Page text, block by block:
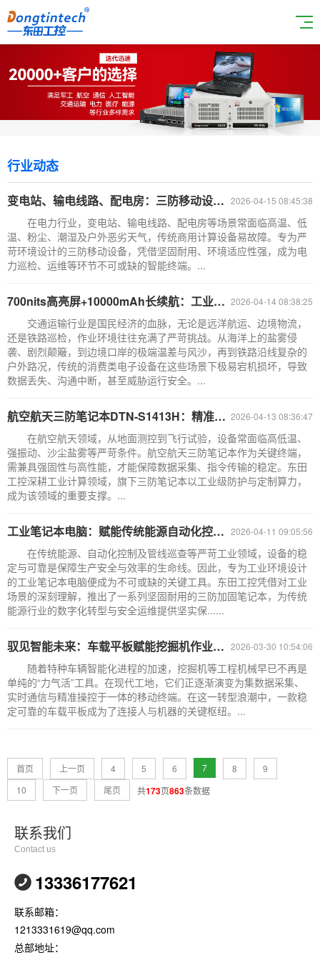
行业动态
2026-04-15 08:45:38
变电站、输电线路、配电房：三防移动设备在电力场景的三大典型应用方案
在电力行业，变电站、输电线路、配电房等场景常面临高温、低
温、粉尘、潮湿及户外恶劣天气，传统商用计算设备易故障。专为严
苛环境设计的三防移动设备，凭借坚固耐用、环境适应性强，成为电
力巡检、运维等环节不可或缺的智能终端。...
2026-04-14 08:38:25
700nits高亮屏+10000mAh长续航：工业三防平板赋能交通运输
交通运输行业是国民经济的血脉，无论是远洋航运、边境物流，
还是铁路巡检，作业环境往往充满了严苛挑战。从海洋上的盐雾侵
袭、剧烈颠簸，到边境口岸的极端温差与风沙，再到铁路沿线复杂的
户外路况，传统的消费类电子设备在这些场景下极易宕机损坏，导致
数据丢失、沟通中断，甚至威胁运行安全。...
2026-04-13 08:36:47
航空航天三防笔记本DTN-S1413H：精准适配场景需求，稳定护航航天任务
在航空航天领域，从地面测控到飞行试验，设备常面临高低温、
强振动、沙尘盐雾等严苛条件。航空航天三防笔记本作为关键终端，
需兼具强固性与高性能，才能保障数据采集、指令传输的稳定。东田
工控深耕工业计算领域，旗下三防笔记本以工业级防护与定制算力，
成为该领域的重要支撑。...
2026-04-11 09:05:56
工业笔记本电脑：赋能传统能源自动化控制与管线巡查的坚固之选
在传统能源、自动化控制及管线巡查等严苛工业领域，设备的稳
定与可靠是保障生产安全与效率的生命线。因此，专为工业环境设计
的工业笔记本电脑便成为不可或缺的关键工具。东田工控凭借对工业
场景的深刻理解，推出了一系列坚固耐用的三防加固笔记本，为传统
能源行业的数字化转型与安全运维提供坚实保......
2026-03-30 10:54:06
驭见智能未来：车载平板赋能挖掘机作业智能化升级
随着特种车辆智能化进程的加速，挖掘机等工程机械早已不再是
单纯的“力气活”工具。在现代工地，它们正逐渐演变为集数据采集、
实时通信与精准操控于一体的移动终端。在这一转型浪潮中，一款稳
定可靠的车载平板成为了连接人与机器的关键枢纽。...
首页 上一页 4 5 6 7 8
9
10
下一页 尾页 共173页863条数据
联系我们
Contact us
13336177621
联系邮箱：
1213331619@qq.com
总部地址：